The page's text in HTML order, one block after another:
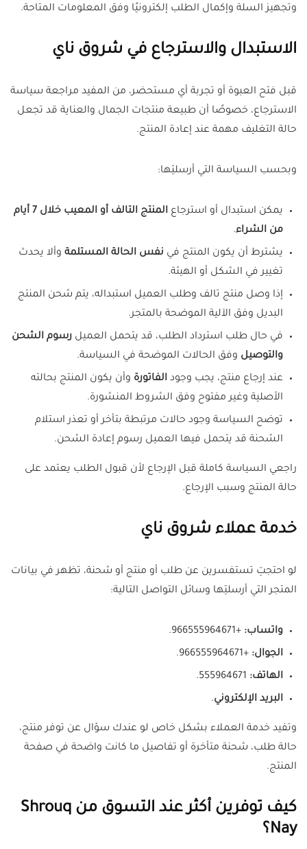
وتجهيز السلة وإكمال الطلب إلكترونيًا وفق المعلومات المتاحة.
الاستبدال والاسترجاع في شروق ناي
قبل فتح العبوة أو تجربة أي مستحضر، من المفيد مراجعة سياسة
الاسترجاع، خصوصًا أن طبيعة منتجات الجمال والعناية قد تجعل
حالة التغليف مهمة عند إعادة المنتج.
وبحسب السياسة التي أرسلتِها:
يمكن استبدال أو استرجاع
المنتج التالف أو المعيب خلال 7 أيام
من الشراء.
يشترط أن يكون المنتج في نفس الحالة المستلمة وألا يحدث
تغيير في الشكل أو الهيئة.
إذا وصل منتج تالف وطلب العميل استبداله، يتم شحن المنتج
البديل وفق الآلية الموضحة بالمتجر.
في حال طلب استرداد الطلب، قد يتحمل العميل رسوم الشحن
والتوصيل وفق الحالات الموضحة في السياسة.
عند إرجاع منتج، يجب وجود الفاتورة وأن يكون المنتج بحالته
الأصلية وغير مفتوح وفق الشروط المنشورة.
توضح السياسة وجود حالات مرتبطة بتأخر أو تعذر استلام
الشحنة قد يتحمل فيها العميل رسوم إعادة الشحن.
راجعي السياسة كاملة قبل الإرجاع لأن قبول الطلب يعتمد على
حالة المنتج وسبب الإرجاع.
خدمة عملاء شروق ناي
لو احتجتِ تستفسرين عن طلب أو منتج أو شحنة، تظهر في بيانات
المتجر التي أرسلتِها وسائل التواصل التالية:
واتساب: +966555964671.
الجوال: +966555964671.
الهاتف:
البريد الإلكتروني.
وتفيد خدمة العملاء بشكل خاص لو عندك سؤال عن توفر منتج،
حالة طلب، شحنة متأخرة أو تفاصيل ما كانت واضحة في صفحة
المنتج.
كيف توفرين أكثر عند التسوق من Shrouq
Nay؟